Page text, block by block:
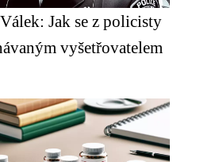
Jak se z policisty
vyšetřovatelem